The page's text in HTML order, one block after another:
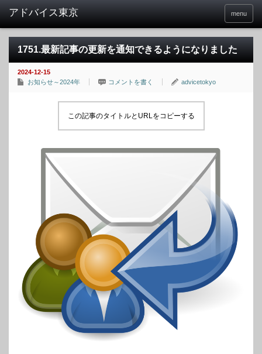
menu
1751.最新記事の更新を通知できるようになりました
2024-12-15
お知らせ～2024年
コメントを書く advicetokyo
この記事のタイトルとURLをコピーする